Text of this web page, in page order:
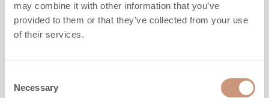
may combine it with other information that you’ve
provided to them or that they’ve collected from your use
of their services.
Selection
Necessary
Laatan mitat
10x305x305 mm
Palakoko
48x48 mm